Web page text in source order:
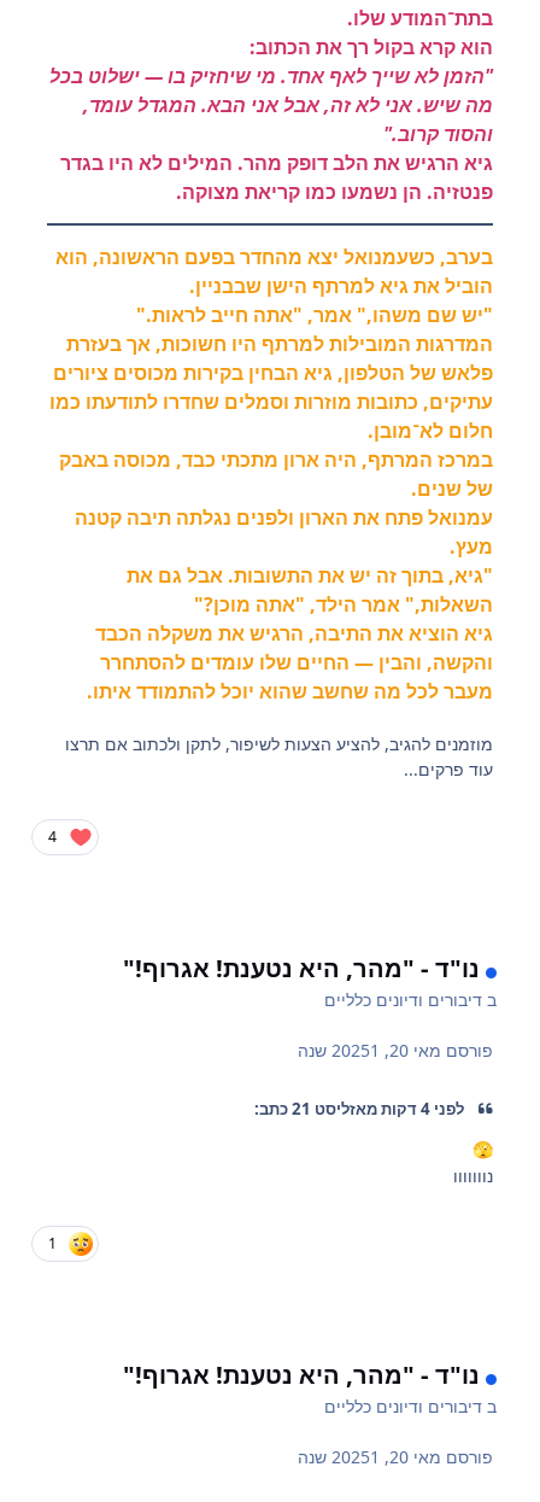
בתת־המודע שלו.
הוא קרא בקול רך את הכתוב:
"הזמן לא שייך לאף אחד. מי שיחזיק בו — ישלוט בכל
מה שיש. אני לא זה, אבל אני הבא. המגדל עומד,
והסוד קרוב."
גיא הרגיש את הלב דופק מהר. המילים לא היו בגדר
פנטזיה. הן נשמעו כמו קריאת מצוקה.
בערב, כשעמנואל יצא מהחדר בפעם הראשונה, הוא
הוביל את גיא למרתף הישן שבבניין.
"יש שם משהו," אמר, "אתה חייב לראות."
המדרגות המובילות למרתף היו חשוכות, אך בעזרת
פלאש של הטלפון, גיא הבחין בקירות מכוסים ציורים
עתיקים, כתובות מוזרות וסמלים שחדרו לתודעתו כמו
חלום לא־מובן.
במרכז המרתף, היה ארון מתכתי כבד, מכוסה באבק
של שנים.
עמנואל פתח את הארון ולפנים נגלתה תיבה קטנה
מעץ.
"גיא, בתוך זה יש את התשובות. אבל גם את
השאלות," אמר הילד, "אתה מוכן?"
גיא הוציא את התיבה, הרגיש את משקלה הכבד
והקשה, והבין — החיים שלו עומדים להסתחרר
מעבר לכל מה שחשב שהוא יוכל להתמודד איתו.
מוזמנים להגיב, להציע הצעות לשיפור, לתקן ולכתוב אם תרצו
עוד פרקים...
4
נו"ד - "מהר, היא נטענת! אגרוף!"
בדיבורים ודיונים כלליים
פורסם מאי 20, 2025 1 שנה
לפני 4 דקות מאזליסט 21 כתב:
🫣
נווווווו
1
נו"ד - "מהר, היא נטענת! אגרוף!"
בדיבורים ודיונים כלליים
פורסם מאי 20, 2025 1 שנה